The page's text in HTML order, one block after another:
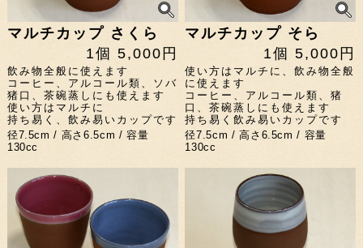
マルチカップ さくら
1個 5,000円
飲み物全般に使えます
コーヒー、アルコール類、ソバ
猪口、茶碗蒸しにも使えます
使い方はマルチに
持ち易く、飲み易いカップです
径7.5cm / 高さ6.5cm / 容量
130cc
マルチカップ そら
1個 5,000円
使い方はマルチに、飲み物全般
に使えます
コーヒー、アルコール類、猪
口、茶碗蒸しにも使えます
持ち易く飲み易いカップです
径7.5cm / 高さ6.5cm / 容量
130cc